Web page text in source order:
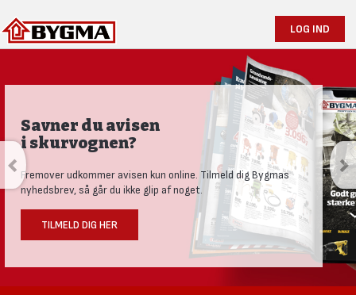
LOG IND
Savner du avisen
i skurvognen?
Fremover udkommer avisen kun online. Tilmeld dig Bygmas
nyhedsbrev, så går du ikke glip af noget.
TILMELD DIG HER